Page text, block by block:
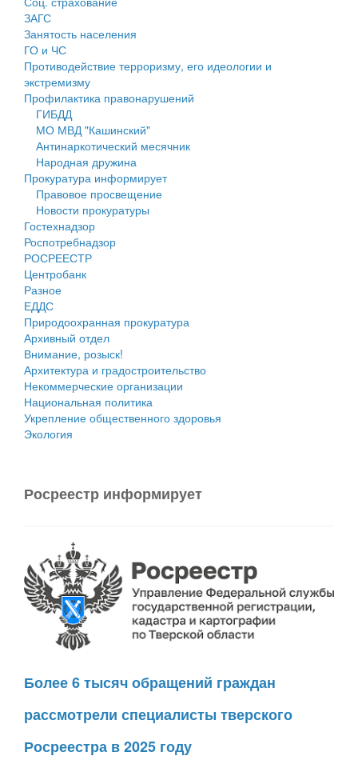
Персональные данные
Оценка регулирующего воздействия
Деятельность МУ
Нормативы градостроительного проектирования
Правила землепользования и застройки
Генеральные планы
Проекты планировки территории
Собрание депутатов
Городское поселение
Сельские поселения
ЗАГС
Занятость населения
ГО и ЧС
Противодействие терроризму, его идеологии и
экстремизму
Профилактика правонарушений
ГИБДД
МО МВД "Кашинский"
Антинаркотический месячник
Народная дружина
Прокуратура информирует
Правовое просвещение
Новости прокуратуры
Гостехнадзор
Роспотребнадзор
РОСРЕЕСТР
Центробанк
Разное
ЕДДС
Природоохранная прокуратура
Архивный отдел
Внимание, розыск!
Архитектура и градостроительство
Некоммерческие организации
Национальная политика
Укрепление общественного здоровья
Экология
Росреестр информирует
Более 6 тысяч обращений граждан
рассмотрели специалисты тверского
Росреестра в 2025 году